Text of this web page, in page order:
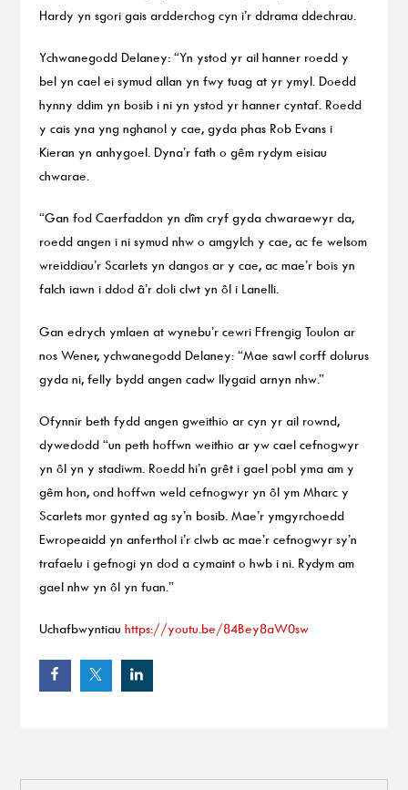
Hardy yn sgori gais ardderchog cyn i’r ddrama ddechrau.
Ychwanegodd Delaney: “Yn ystod yr ail hanner roedd y
bel yn cael ei symud allan yn fwy tuag at yr ymyl. Doedd
hynny ddim yn bosib i ni yn ystod yr hanner cyntaf. Roedd
y cais yna yng nghanol y cae, gyda phas Rob Evans i
Kieran yn anhygoel. Dyna’r fath o gêm rydym eisiau
chwarae.
“Gan fod Caerfaddon yn dîm cryf gyda chwaraewyr da,
roedd angen i ni symud nhw o amgylch y cae, ac fe welsom
wreiddiau’r Scarlets yn dangos ar y cae, ac mae’r bois yn
falch iawn i ddod â’r doli clwt yn ôl i Lanelli.
Gan edrych ymlaen at wynebu’r cewri Ffrengig Toulon ar
nos Wener, ychwanegodd Delaney: “Mae sawl corff dolurus
gyda ni, felly bydd angen cadw llygaid arnyn nhw.”
Ofynnir beth fydd angen gweithio ar cyn yr ail rownd,
dywedodd “un peth hoffwn weithio ar yw cael cefnogwyr
yn ôl yn y stadiwm. Roedd hi’n grêt i gael pobl yma am y
gêm hon, ond hoffwn weld cefnogwyr yn ôl ym Mharc y
Scarlets mor gynted ag sy’n bosib. Mae’r ymgyrchoedd
Ewropeaidd yn anferthol i’r clwb ac mae’r cefnogwyr sy’n
trafaelu i gefnogi yn dod a cymaint o hwb i ni. Rydym am
gael nhw yn ôl yn fuan.”
Uchafbwyntiau https://youtu.be/84Bey8aW0sw